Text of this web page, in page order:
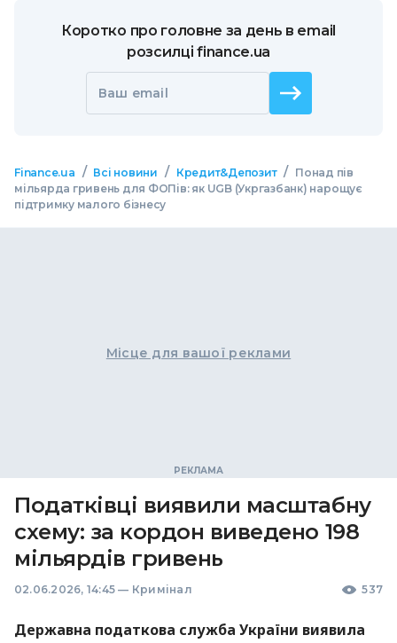
Коротко про головне за день в email
розсилці finance.ua
Ваш email
Finance.ua / Всі новини / Кредит&Депозит / Понад пів
мільярда гривень для ФОПів: як UGB (Укргазбанк) нарощує
підтримку малого бізнесу
Місце для вашої реклами
Податківці виявили масштабну
схему: за кордон виведено 198
мільярдів гривень
02.06.2026, 14:45 — Кримінал 537
Державна податкова служба України виявила